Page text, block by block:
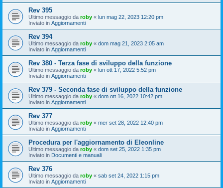
Rev 395
Ultimo messaggio da roby « lun mag 22, 2023 12:20 pm
Inviato in Aggiornamenti
Rev 394
Ultimo messaggio da roby « dom mag 21, 2023 2:05 am
Inviato in Aggiornamenti
Rev 380 - Terza fase di sviluppo della funzione
Ultimo messaggio da roby « lun ott 17, 2022 5:52 pm
Inviato in Aggiornamenti
Rev 379 - Seconda fase di sviluppo della funzione
Ultimo messaggio da roby « dom ott 16, 2022 10:42 pm
Inviato in Aggiornamenti
Rev 377
Ultimo messaggio da roby « mer set 28, 2022 12:40 pm
Inviato in Aggiornamenti
Procedura per l'aggiornamento di Eleonline
Ultimo messaggio da roby « dom set 25, 2022 1:35 pm
Inviato in Documenti e manuali
Rev 376
Ultimo messaggio da roby « sab set 24, 2022 1:15 pm
Inviato in Aggiornamenti